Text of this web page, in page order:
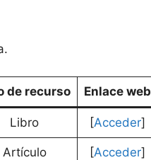
de recurso Enlace web
Libro [Acceder]
Artículo [Acceder]